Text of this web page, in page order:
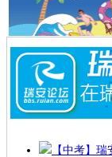
【中考】